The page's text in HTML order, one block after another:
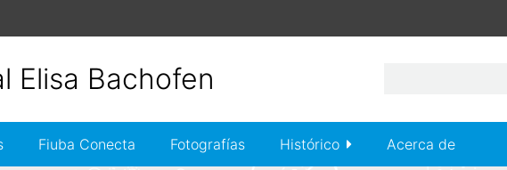
Fiuba Conecta Fotografías Histórico Acerca de